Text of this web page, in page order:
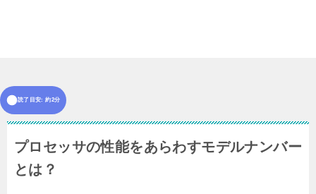
読了目安: 約2分
プロセッサの性能をあらわすモデルナンバー
とは？